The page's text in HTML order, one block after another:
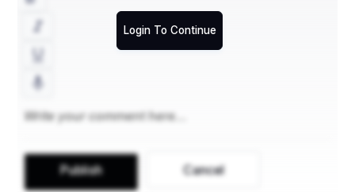
नानसेंस ही दारू और दारू की बोतल के मम्मी डैडी है ये चीन वाले
भी गजब है दारू से लेकर चाइनीज मोमोज तक सबको खिला पिला
देते है बिना किसी भेदभाव के.. अच्छा वापस दारू पर आते है तो
भारत में सबसे पहले 1832 में शराब की पहली दुकान खोली गई थी
और आज लाखो की संख्या में ये बढ़ रही है और उसी तरह से बढ़
रहे है इसके पीने वाले 60 रुपए पौवा से शुरू होकर 21 लाख के
बड़ी बड़ी उमर के काका चाचा झूमते और पैग लगाते मिल जायेगे,
Login To Continue
Publish Cancel